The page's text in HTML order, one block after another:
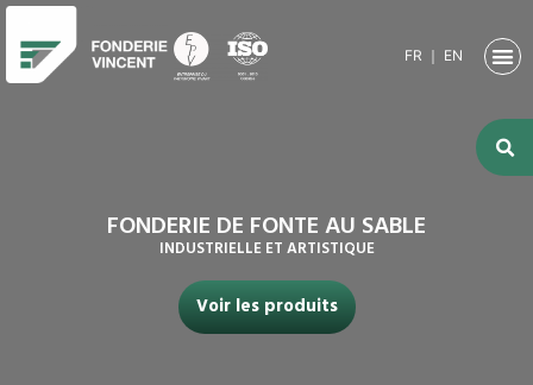
FR ｜ EN
FONDERIE DE FONTE AU SABLE
INDUSTRIELLE ET ARTISTIQUE
Voir les produits